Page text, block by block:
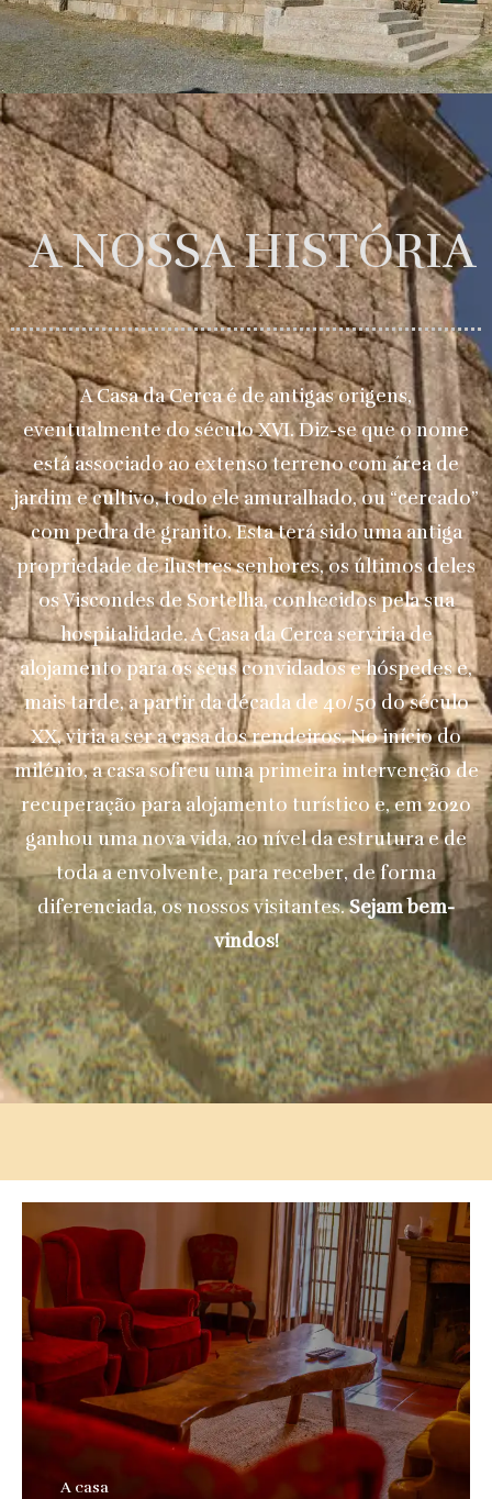
A NOSSA HISTÓRIA
A Casa da Cerca é de antigas origens,
eventualmente do século XVI. Diz-se que o nome
está associado ao extenso terreno com área de
jardim e cultivo, todo ele amuralhado, ou “cercado”
com pedra de granito. Esta terá sido uma antiga
propriedade de ilustres senhores, os últimos deles
os Viscondes de Sortelha, conhecidos pela sua
hospitalidade. A Casa da Cerca serviria de
alojamento para os seus convidados e hóspedes e,
mais tarde, a partir da década de 40/50 do século
XX, viria a ser a casa dos rendeiros. No início do
milénio, a casa sofreu uma primeira intervenção de
recuperação para alojamento turístico e, em 2020
ganhou uma nova vida, ao nível da estrutura e de
toda a envolvente, para receber, de forma
diferenciada, os nossos visitantes.Sejam bem-
vindos!
A casa